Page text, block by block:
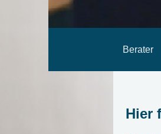
Berater
Hier